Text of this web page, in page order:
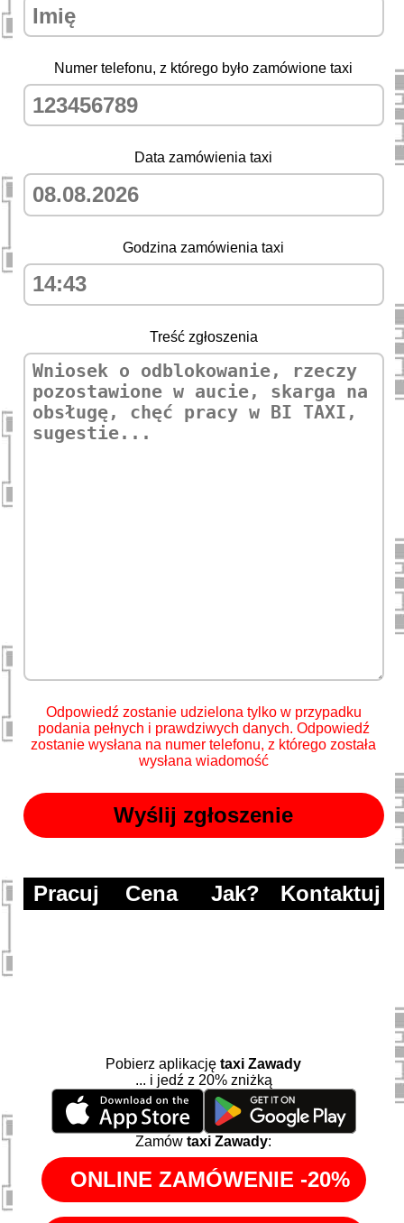
Numer telefonu, z którego było zamówione taxi
Data zamówienia taxi
Godzina zamówienia taxi
Treść zgłoszenia
Odpowiedź zostanie udzielona tylko w przypadku
podania pełnych i prawdziwych danych. Odpowiedź
zostanie wysłana na numer telefonu, z którego została
wysłana wiadomość
Pracuj Cena Jak? Kontaktuj
Pobierz aplikacjętaxi Zawady
... i jedź z 20% zniżką
Zamówtaxi Zawady: